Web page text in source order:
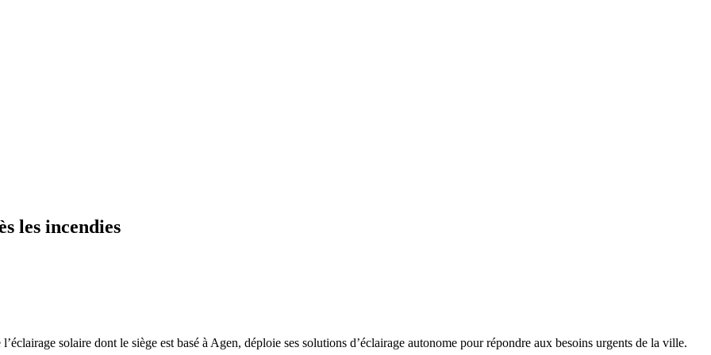
les incendies
solaire dont le siège est basé à Agen, déploie ses solutions d’éclairage autonome pour répondre aux besoins urgents de la ville.